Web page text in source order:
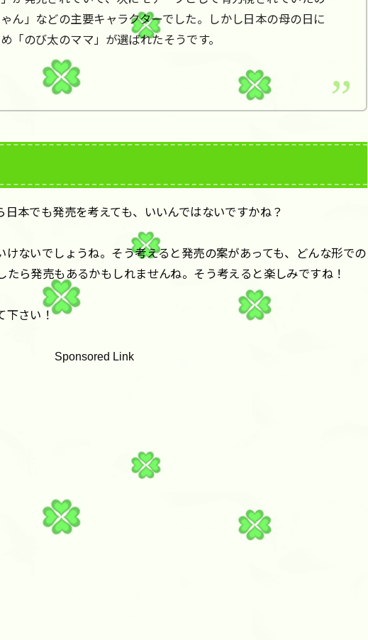
ん」などの主要キャラクターでした。しかし日本の母の日に
「のび太のママ」が選ばれたそうです。
本でも発売を考えても、いいんではないですかね？
けないでしょうね。そう考えると発売の案があっても、どんな形での
ら発売もあるかもしれませんね。そう考えると楽しみですね！
下さい！
Sponsored Link